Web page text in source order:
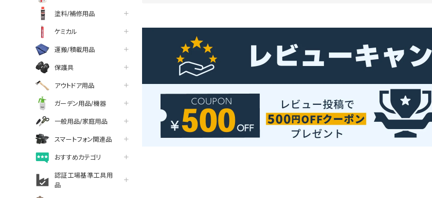
塗料/補修用品
ケミカル
運搬/積載用品
保護具
アウトドア用品
ガーデン用品/機器
一般用品/家庭用品
スマートフォン関連品
おすすめカテゴリ
認証工場基準工具用
品